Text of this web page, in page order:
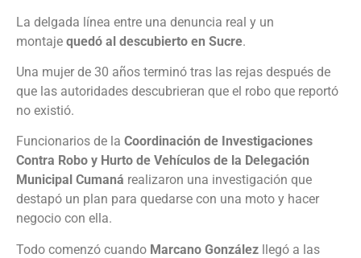
La delgada línea entre una denuncia real y un
montaje quedó al descubierto en Sucre.
Una mujer de 30 años terminó tras las rejas después de
que las autoridades descubrieran que el robo que reportó
no existió.
Funcionarios de la Coordinación de Investigaciones
Contra Robo y Hurto de Vehículos de la Delegación
Municipal Cumaná realizaron una investigación que
destapó un plan para quedarse con una moto y hacer
negocio con ella.
Todo comenzó cuando Marcano González llegó a las